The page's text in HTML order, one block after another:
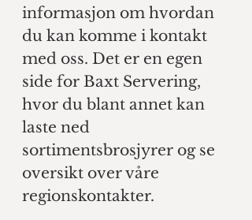
informasjon om hvordan
du kan komme i kontakt
med oss. Det er en egen
side for Baxt Servering,
hvor du blant annet kan
laste ned
sortimentsbrosjyrer og se
oversikt over våre
regionskontakter.